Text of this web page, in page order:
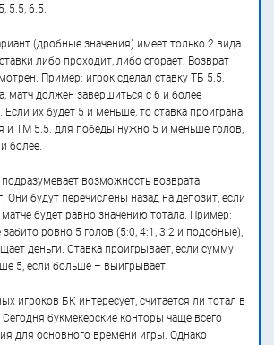
5.5, 6.5.
(дробные значения) имеет только 2 вида
либо проходит, либо сгорает. Возврат
Пример: игрок сделал ставку ТБ 5.5.
матч должен завершиться с 6 и более
их будет 5 и меньше, то ставка проиграна.
и ТМ 5.5. для победы нужно 5 и меньше голов,
более.
возможность возврата
Они будут перечислены назад на депозит, если
будет равно значению тотала. Пример:
забито ровно 5 голов (5:0, 4:1, 3:2 и подобные),
деньги. Ставка проигрывает, если сумму
5, если больше – выигрывает.
игроков БК интересует, считается ли тотал в
букмекерские конторы чаще всего
для основного времени игры. Однако